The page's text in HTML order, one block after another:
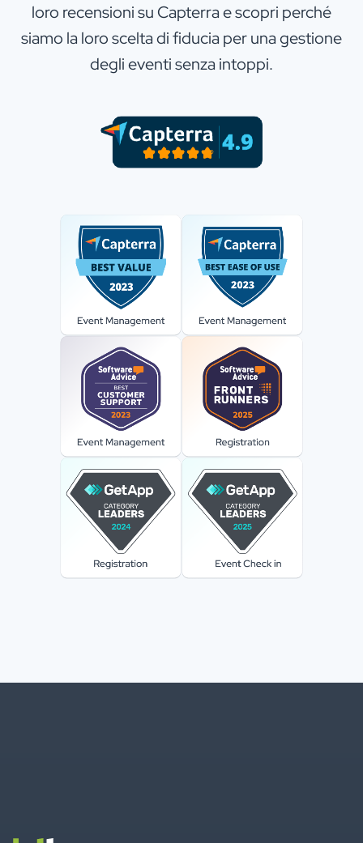
loro recensioni su Capterra e scopri perché
siamo la loro scelta di fiducia per una gestione
degli eventi senza intoppi.